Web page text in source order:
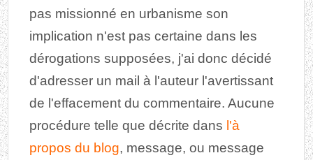
pas missionné en urbanisme son
implication n'est pas certaine dans les
dérogations supposées, j'ai donc décidé
d'adresser un mail à l'auteur l'avertissant
de l'effacement du commentaire. Aucune
procédure telle que décrite dans l'à
propos du blog, message, ou message